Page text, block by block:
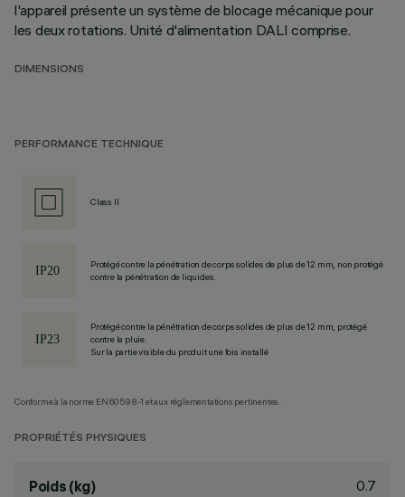
l'appareil présente un système de blocage mécanique pour
les deux rotations. Unité d'alimentation DALI comprise.
DIMENSIONS
PERFORMANCE TECHNIQUE
Class II
Protégé contre la pénétration de corps solides de plus de 12 mm, non protégé
contre la pénétration de liquides.
Protégé contre la pénétration de corps solides de plus de 12 mm, protégé
contre la pluie.
Sur la partie visible du produit une fois installé
Conforme à la norme EN60598-1 et aux réglementations pertinentes.
PROPRIÉTÉS PHYSIQUES
Poids (kg) 0.7